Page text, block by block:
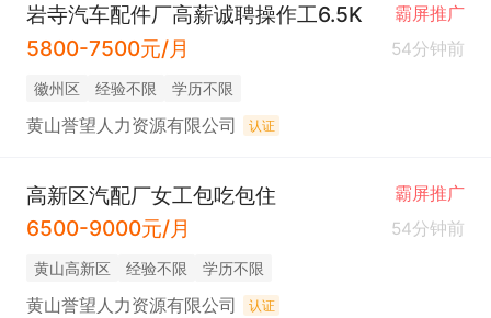
岩寺汽车配件厂高薪诚聘操作工6.5K 霸屏推广
5800-7500元/月 54分钟前
徽州区 经验不限 学历不限
黄山誉望人力资源有限公司 认证
高新区汽配厂女工包吃包住 霸屏推广
6500-9000元/月 54分钟前
黄山高新区 经验不限 学历不限
黄山誉望人力资源有限公司 认证